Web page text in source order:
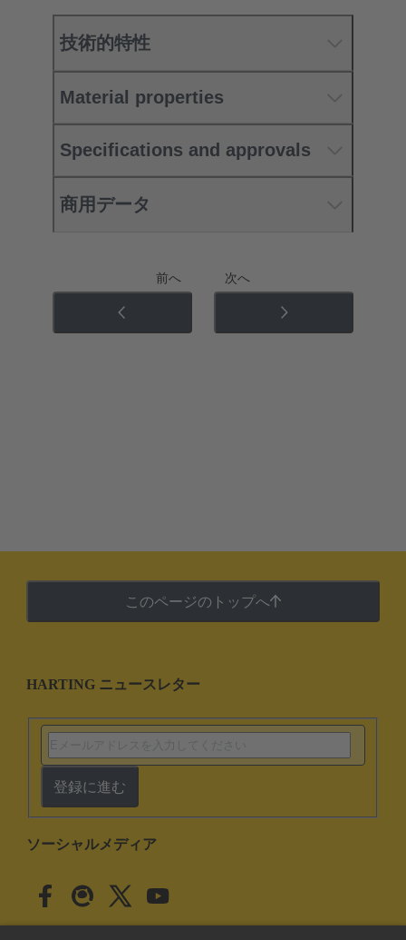
技術的特性
Material properties
Specifications and approvals
商用データ
前へ 次へ
このページのトップへ
HARTING ニュースレター
登録に進む
ソーシャルメディア